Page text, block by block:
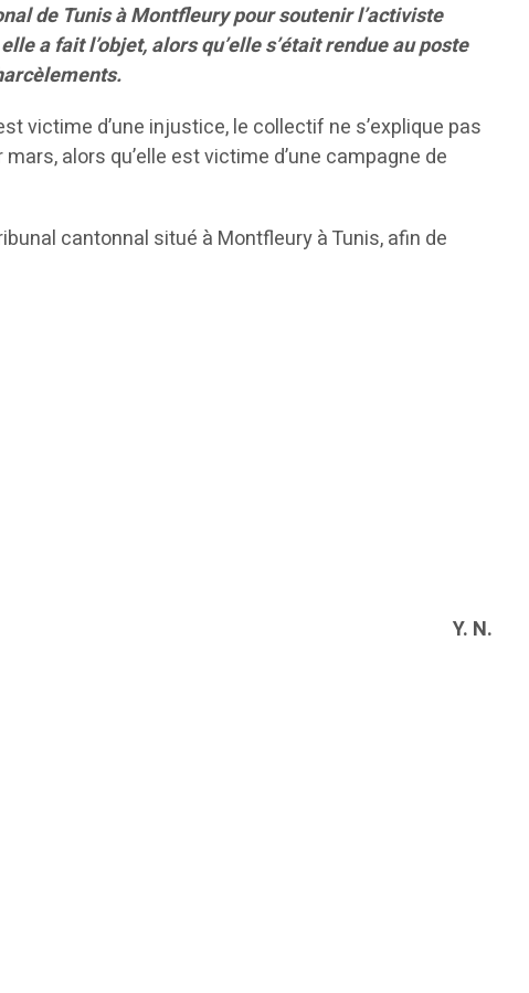
de Tunis à Montfleury pour soutenir l’activiste
a fait l’objet, alors qu’elle s’était rendue au poste
victime d’une injustice, le collectif ne s’explique pas
alors qu’elle est victime d’une campagne de
cantonnal situé à Montfleury à Tunis, afin de
Y. N.